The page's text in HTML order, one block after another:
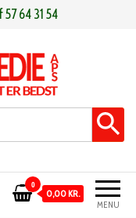
57 64 31 54
når det er bedst
MENU
0
0,00 KR.